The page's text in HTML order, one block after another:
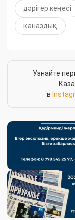
дәрігер кеңесі
қаназдық
Узнайте
в